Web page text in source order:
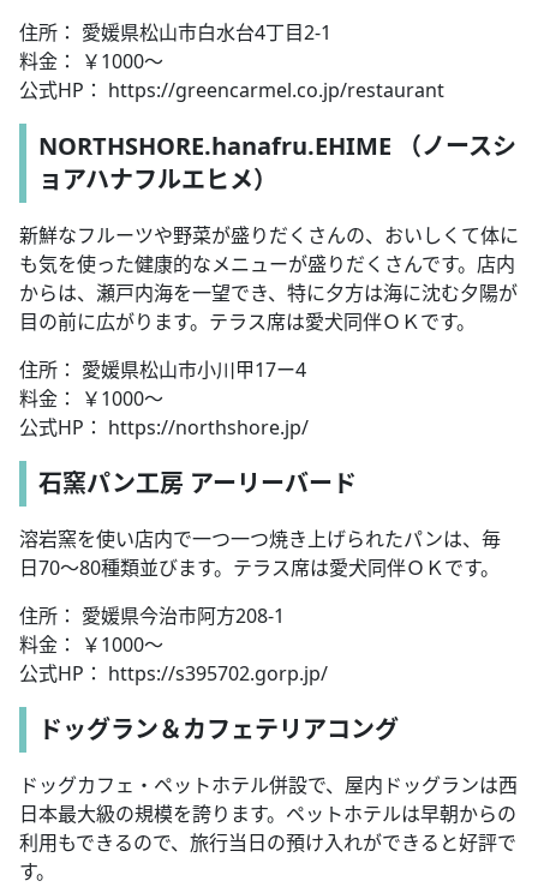
住所： 愛媛県松山市白水台4丁目2-1
料金： ￥1000～
公式HP： https://greencarmel.co.jp/restaurant
NORTHSHORE.hanafru.EHIME （ノースシ
ョアハナフルエヒメ）
新鮮なフルーツや野菜が盛りだくさんの、おいしくて体に
も気を使った健康的なメニューが盛りだくさんです。店内
からは、瀬戸内海を一望でき、特に夕方は海に沈む夕陽が
目の前に広がります。テラス席は愛犬同伴ＯＫです。
住所： 愛媛県松山市小川甲17ー4
料金： ￥1000～
公式HP： https://northshore.jp/
石窯パン工房 アーリーバード
溶岩窯を使い店内で一つ一つ焼き上げられたパンは、毎
日70～80種類並びます。テラス席は愛犬同伴ＯＫです。
住所： 愛媛県今治市阿方208-1
料金： ￥1000～
公式HP： https://s395702.gorp.jp/
ドッグラン＆カフェテリアコング
ドッグカフェ・ペットホテル併設で、屋内ドッグランは西
日本最大級の規模を誇ります。ペットホテルは早朝からの
利用もできるので、旅行当日の預け入れができると好評で
す。